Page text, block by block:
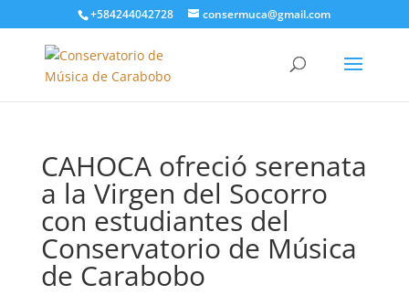
+584244042728 consermuca@gmail.com
CAHOCA ofreció serenata
a la Virgen del Socorro
con estudiantes del
Conservatorio de Música
de Carabobo